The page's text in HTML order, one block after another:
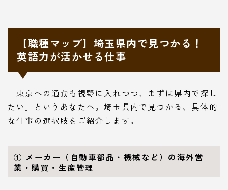
【職種マップ】埼玉県内で見つかる！
英語力が活かせる仕事
「東京への通勤も視野に入れつつ、まずは県内で探し
たい」というあなたへ。埼玉県内で見つかる、具体的
な仕事の選択肢をご紹介します。
① メーカー（自動車部品・機械など）の海外営
業・購買・生産管理